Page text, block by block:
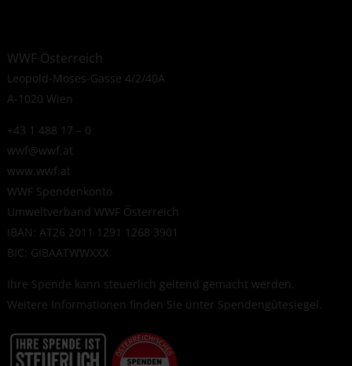
WWF Österreich
Leopold-Moses-Gasse 4/2/40A
A-1020 Wien
+43 1 488 17 – 0
wwf@wwf.at
www.wwf.at
WWF Spendenkonto
Umweltverband WWF Österreich
IBAN: AT26 2011 1291 1268 3901
BIC: GIBAATWWXXX
Ihre Spende kann steuerlich geltend gemacht werden.
Weitere Informationen finden Sie unter Spendengütesiegel.